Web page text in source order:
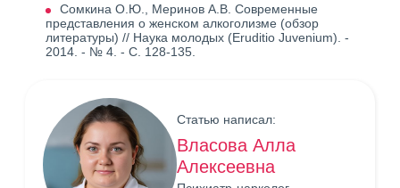
Сомкина О.Ю., Меринов А.В. Современные
представления о женском алкоголизме (обзор
литературы) // Наука молодых (Eruditio Juvenium). -
2014. - № 4. - С. 128-135.
Статью написал:
Власова Алла
Алексеевна